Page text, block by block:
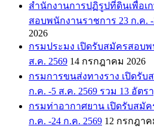
สำนักงานการปฏิรูปที่ดินเพื่อเ
สอบพนักงานราชการ 23 ก.ค. -
2026
กรมประมง เปิดรับสมัครสอบ
ส.ค. 2569 14 กรกฎาคม 2026
กรมการขนส่งทางราง เปิดรับ
ก.ค. -5 ส.ค. 2569 รวม 13 อัตร
กรมท่าอากาศยาน เปิดรับสมั
ก.ค. -24 ก.ค. 2569 12 กรกฎาค